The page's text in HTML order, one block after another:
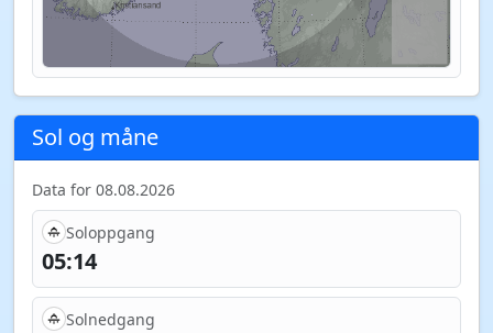
Sol og måne
Data for 08.08.2026
Soloppgang
05:14
Solnedgang